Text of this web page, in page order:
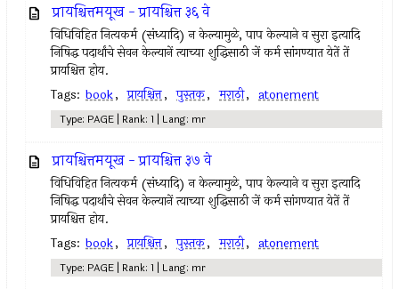
प्रायश्चित्तमयूख - प्रायश्चित्त ३६ वे
विधिविहित नित्‍यकर्म (संध्यादि) न केल्‍यामुळे, पाप केल्याने व सुरा इत्‍यादि
निषिद्ध पदार्थांचे सेवन केल्‍यानें त्‍याच्या शुद्धिसाठी जें कर्म सांगण्यात येतें तें
प्रायश्चित्त होय.
Tags: book, प्रायश्चित्त, पुस्तक, मराठी, atonement
Type: PAGE | Rank: 1 | Lang: mr
प्रायश्चित्तमयूख - प्रायश्चित्त ३७ वे
विधिविहित नित्‍यकर्म (संध्यादि) न केल्‍यामुळे, पाप केल्याने व सुरा इत्‍यादि
निषिद्ध पदार्थांचे सेवन केल्‍यानें त्‍याच्या शुद्धिसाठी जें कर्म सांगण्यात येतें तें
प्रायश्चित्त होय.
Tags: book, प्रायश्चित्त, पुस्तक, मराठी, atonement
Type: PAGE | Rank: 1 | Lang: mr